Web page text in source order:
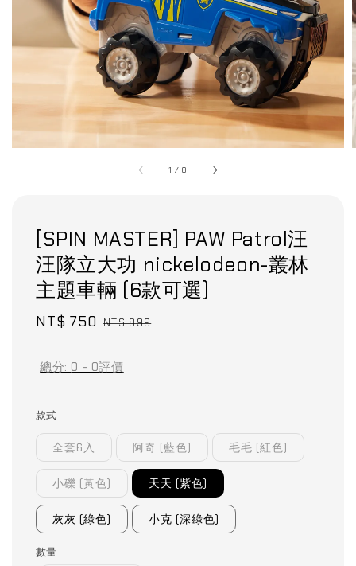
1 / 8
[SPIN MASTER] PAW Patrol汪
汪隊立大功 nickelodeon-叢林
主題車輛 (6款可選)
Sale
NT$ 750 Regular
NT$ 899
總分: 0 - 0評價
款式
全套6入 阿奇 (藍色) 毛毛 (紅色)
小礫 (黃色) 天天 (紫色)
灰灰 (綠色) 小克 (深綠色)
數量